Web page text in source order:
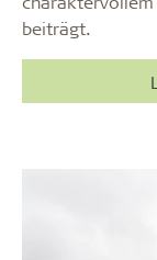
beiträgt.